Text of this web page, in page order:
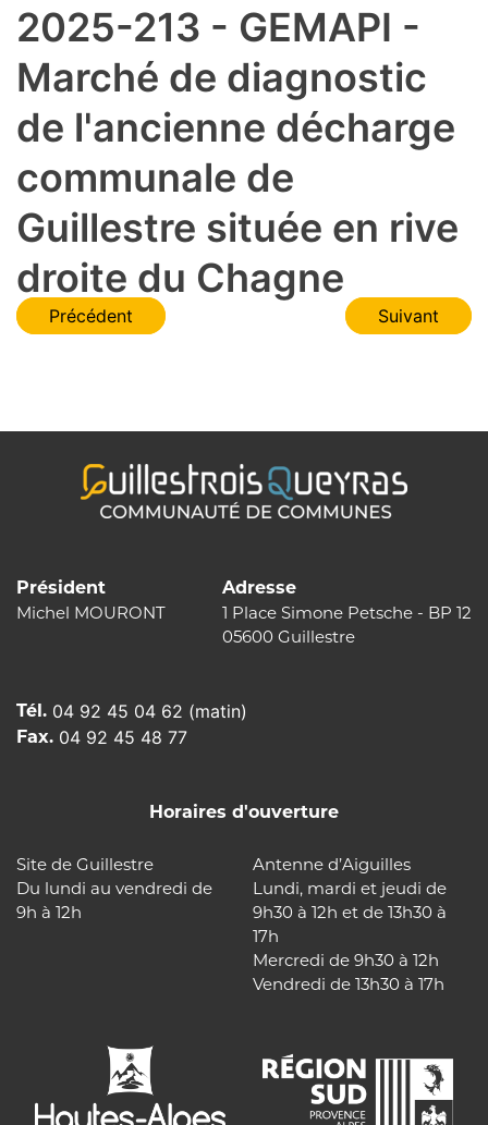
2025-213 - GEMAPI -
Marché de diagnostic
de l'ancienne décharge
communale de
Guillestre située en rive
droite du Chagne
Navigation
Précédent Suivant
Président
Michel MOURONT
Adresse
1 Place Simone Petsche - BP 12
05600 Guillestre
Tél. 04 92 45 04 62 (matin)
Fax. 04 92 45 48 77
Horaires d'ouverture
Site de Guillestre
Du lundi au vendredi de
9h à 12h
Antenne d’Aiguilles
Lundi, mardi et jeudi de
9h30 à 12h et de 13h30 à
17h
Mercredi de 9h30 à 12h
Vendredi de 13h30 à 17h